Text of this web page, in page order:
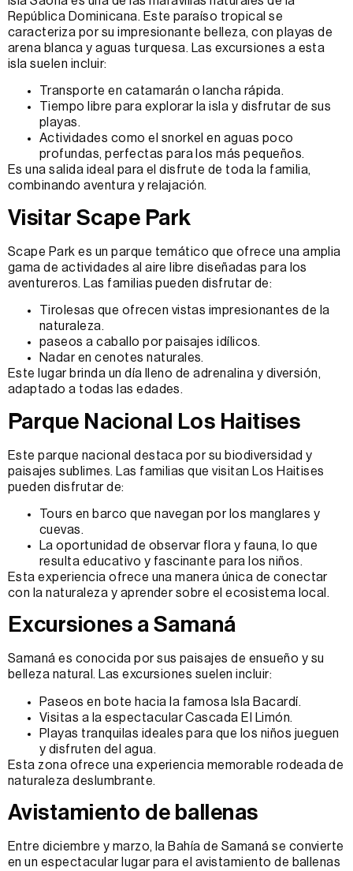
República Dominicana. Este paraíso tropical se
caracteriza por su impresionante belleza, con playas de
arena blanca y aguas turquesa. Las excursiones a esta
isla suelen incluir:
Transporte en catamarán o lancha rápida.
Tiempo libre para explorar la isla y disfrutar de sus
playas.
Actividades como el snorkel en aguas poco
profundas, perfectas para los más pequeños.
Es una salida ideal para el disfrute de toda la familia,
combinando aventura y relajación.
Visitar Scape Park
Scape Park es un parque temático que ofrece una amplia
gama de actividades al aire libre diseñadas para los
aventureros. Las familias pueden disfrutar de:
Tirolesas que ofrecen vistas impresionantes de la
naturaleza.
paseos a caballo por paisajes idílicos.
Nadar en cenotes naturales.
Este lugar brinda un día lleno de adrenalina y diversión,
adaptado a todas las edades.
Parque Nacional Los Haitises
Este parque nacional destaca por su biodiversidad y
paisajes sublimes. Las familias que visitan Los Haitises
pueden disfrutar de:
Tours en barco que navegan por los manglares y
cuevas.
La oportunidad de observar flora y fauna, lo que
resulta educativo y fascinante para los niños.
Esta experiencia ofrece una manera única de conectar
con la naturaleza y aprender sobre el ecosistema local.
Excursiones a Samaná
Samaná es conocida por sus paisajes de ensueño y su
belleza natural. Las excursiones suelen incluir:
Paseos en bote hacia la famosa Isla Bacardí.
Visitas a la espectacular Cascada El Limón.
Playas tranquilas ideales para que los niños jueguen
y disfruten del agua.
Esta zona ofrece una experiencia memorable rodeada de
naturaleza deslumbrante.
Avistamiento de ballenas
Entre diciembre y marzo, la Bahía de Samaná se convierte
en un espectacular lugar para el avistamiento de ballenas